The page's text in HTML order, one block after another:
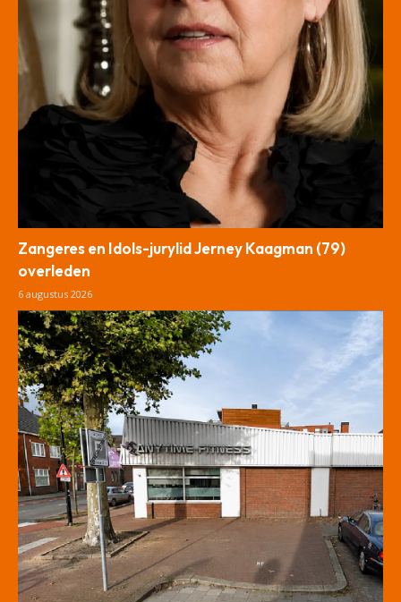
Zangeres en Idols-jurylid Jerney Kaagman (79)
overleden
6 augustus 2026